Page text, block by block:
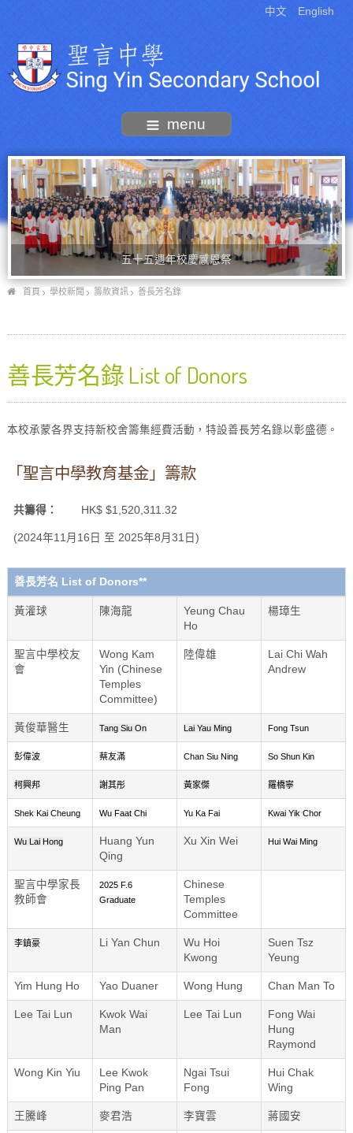
中文 English
menu
五十五週年校慶感恩祭
首頁 學校新聞 籌款資訊 善長芳名錄
善長芳名錄 List of Donors
本校承蒙各界支持新校舍籌集經費活動，特設善長芳名錄以彰盛德。
「聖言中學教育基金」籌款
共籌得： HK$ $1,520,311.32
(2024年11月16日 至 2025年8月31日)
善長芳名 List of Donors**
黃灌球 陳海龍
Yeung Chau
Ho
楊璋生
聖言中學校友
會
Wong Kam
Yin (Chinese
Temples
Committee)
陸偉雄
Lai Chi Wah
Andrew
黃俊華醫生 Tang Siu On Lai Yau Ming Fong Tsun
彭偉波 蔡友滿 Chan Siu Ning So Shun Kin
柯興邦 謝其彤 黃家傑 羅橋寧
Shek Kai Cheung Wu Faat Chi Yu Ka Fai Kwai Yik Chor
Wu Lai Hong
Huang Yun
Qing
Xu Xin Wei Hui Wai Ming
聖言中學家長
教師會
2025 F.6
Graduate
Chinese
Temples
Committee
李鎮豪 Li Yan Chun
Wu Hoi
Kwong
Suen Tsz
Yeung
Yim Hung Ho Yao Duaner Wong Hung Chan Man To
Lee Tai Lun
Kwok Wai
Man
Lee Tai Lun
Fong Wai
Hung
Raymond
Wong Kin Yiu
Lee Kwok
Ping Pan
Ngai Tsui
Fong
Hui Chak
Wing
王騰峰 麥君浩 李寶雲 蔣國安